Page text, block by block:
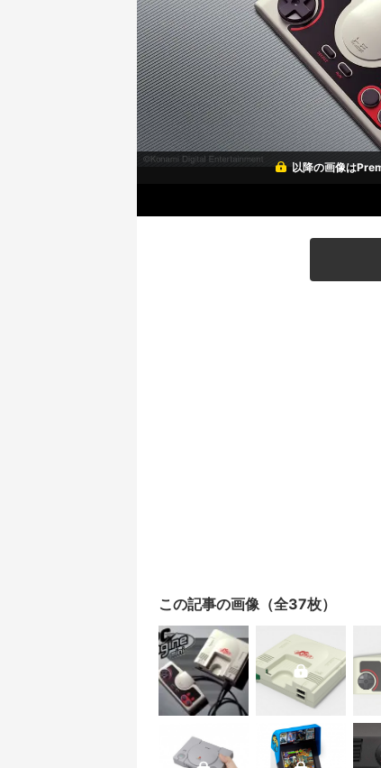
以降の画像は
この記事の画像（全37枚）